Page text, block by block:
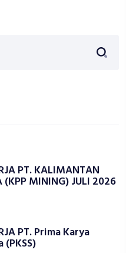
PT. KALIMANTAN
(KPP MINING) JULI 2026
PT. Prima Karya
(PKSS)